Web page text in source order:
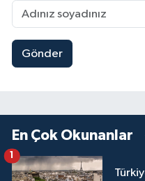
Gönder
En Çok Okunanlar
1